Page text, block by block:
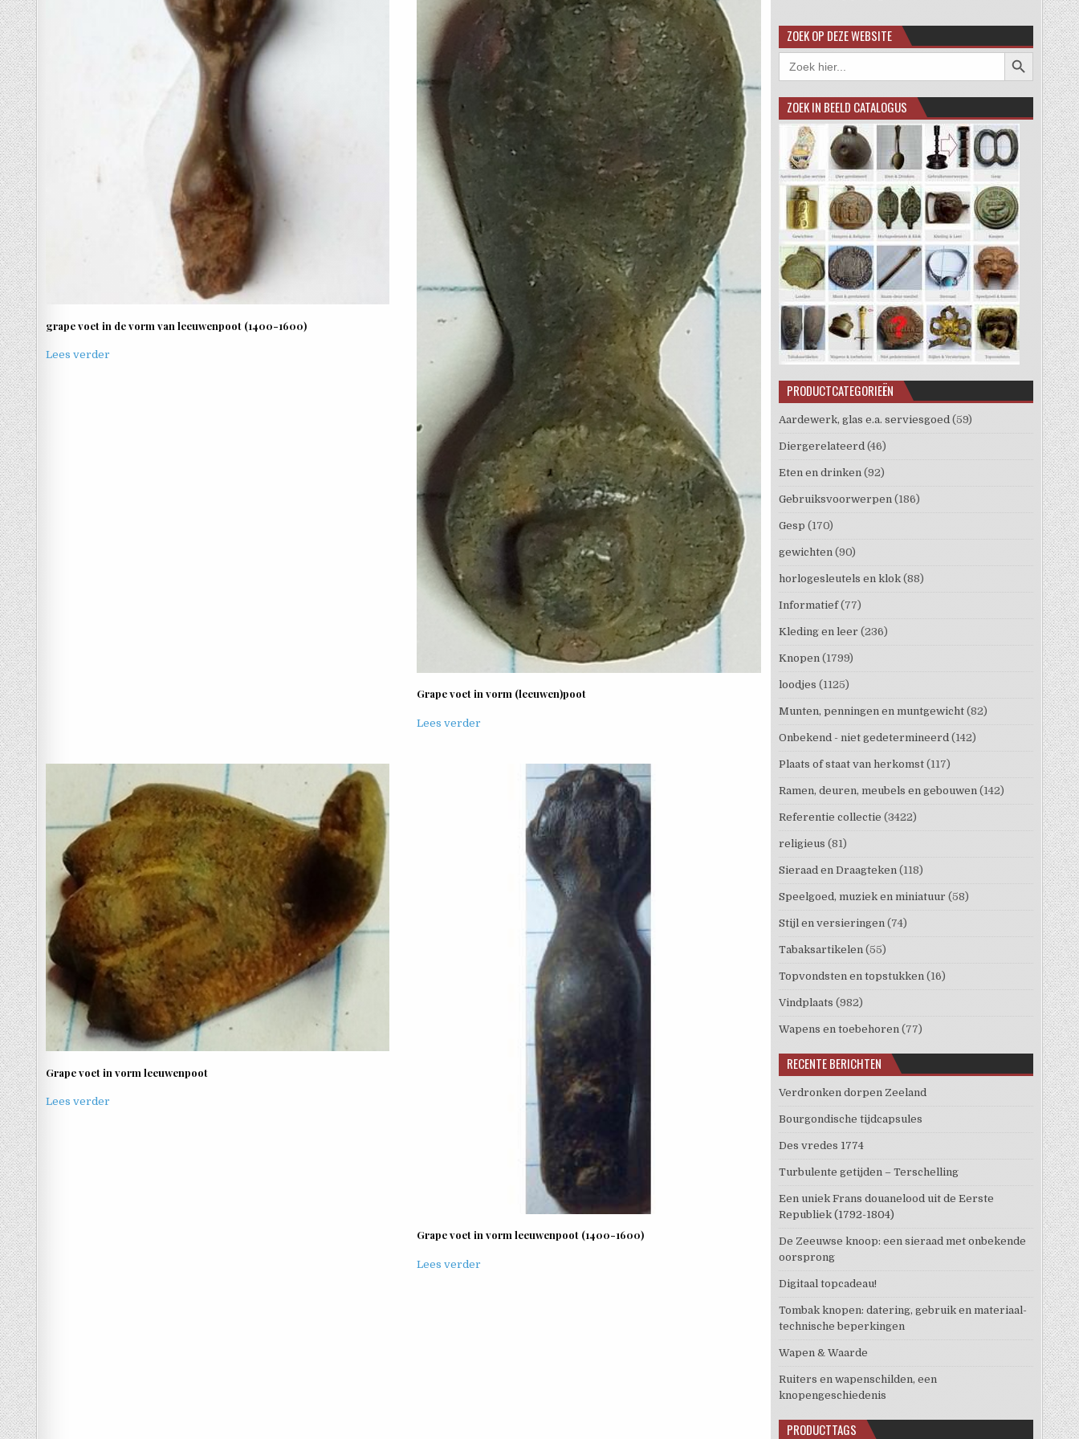
grape voet in de vorm van leeuwenpoot (1400-1600)
Lees verder
Grape voet in vorm (leeuwen)poot
Lees verder
Grape voet in vorm leeuwenpoot
Lees verder
Grape voet in vorm leeuwenpoot (1400-1600)
Lees verder
ZOEK OP DEZE WEBSITE
Zoek
naar:
Zoekknop
ZOEK IN BEELD CATALOGUS
PRODUCTCATEGORIEËN
Aardewerk, glas e.a. serviesgoed (59)
Diergerelateerd (46)
Eten en drinken (92)
Gebruiksvoorwerpen (186)
Gesp (170)
gewichten (90)
horlogesleutels en klok (88)
Informatief (77)
Kleding en leer (236)
Knopen (1799)
loodjes (1125)
Munten, penningen en muntgewicht (82)
Onbekend - niet gedetermineerd (142)
Plaats of staat van herkomst (117)
Ramen, deuren, meubels en gebouwen (142)
Referentie collectie (3422)
religieus (81)
Sieraad en Draagteken (118)
Speelgoed, muziek en miniatuur (58)
Stijl en versieringen (74)
Tabaksartikelen (55)
Topvondsten en topstukken (16)
Vindplaats (982)
Wapens en toebehoren (77)
RECENTE BERICHTEN
Verdronken dorpen Zeeland
Bourgondische tijdcapsules
Des vredes 1774
Turbulente getijden – Terschelling
Een uniek Frans douanelood uit de Eerste
Republiek (1792-1804)
De Zeeuwse knoop: een sieraad met onbekende
oorsprong
Digitaal topcadeau!
Tombak knopen: datering, gebruik en materiaal-
technische beperkingen
Wapen & Waarde
Ruiters en wapenschilden, een
knopengeschiedenis
PRODUCTTAGS